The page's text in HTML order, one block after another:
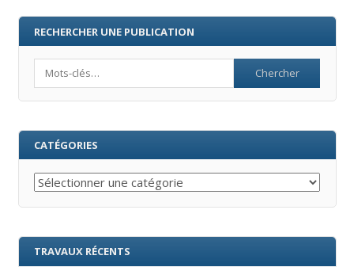
RECHERCHER UNE PUBLICATION
CATÉGORIES
Catégories
TRAVAUX RÉCENTS